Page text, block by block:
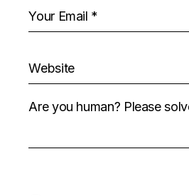
Are you human? Please